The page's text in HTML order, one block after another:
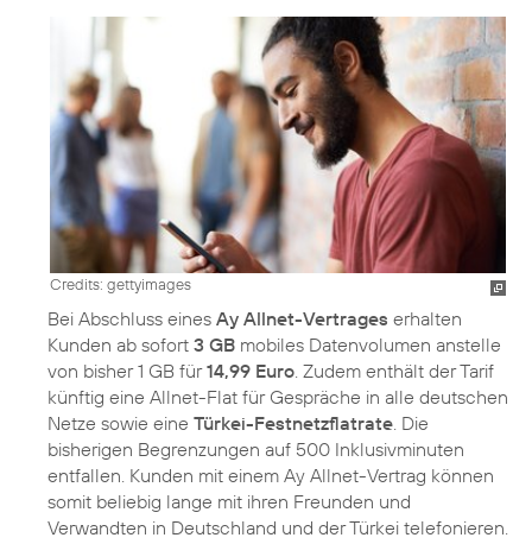
Credits: gettyimages
Bei Abschluss eines Ay Allnet-Vertrages erhalten
Kunden ab sofort 3 GB mobiles Datenvolumen anstelle
von bisher 1 GB für14,99 Euro. Zudem enthält der Tarif
künftig eine Allnet-Flat für Gespräche in alle deutschen
Netze sowie eine Türkei-Festnetzflatrate. Die
bisherigen Begrenzungen auf 500 Inklusivminuten
entfallen. Kunden mit einem Ay Allnet-Vertrag können
somit beliebig lange mit ihren Freunden und
Verwandten in Deutschland und der Türkei telefonieren.